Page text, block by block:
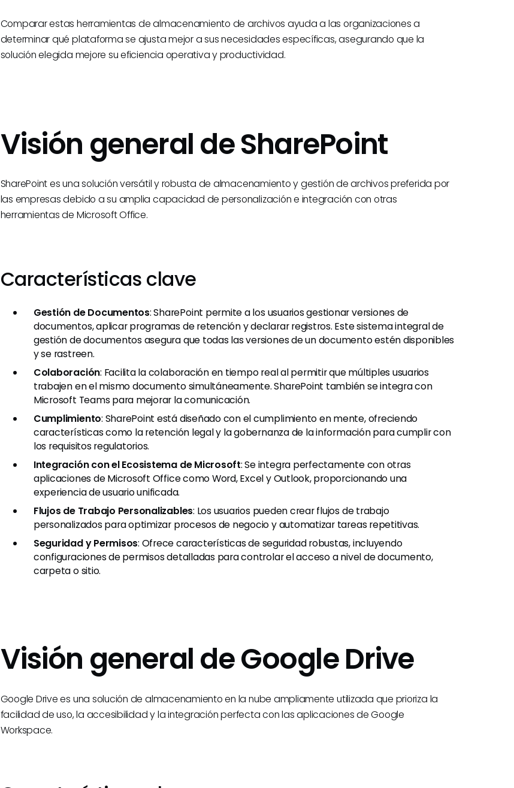
Comparar estas herramientas de almacenamiento de archivos ayuda a las organizaciones a
determinar qué plataforma se ajusta mejor a sus necesidades específicas, asegurando que la
solución elegida mejore su eficiencia operativa y productividad.
Visión general de SharePoint
SharePoint es una solución versátil y robusta de almacenamiento y gestión de archivos preferida por
las empresas debido a su amplia capacidad de personalización e integración con otras
herramientas de Microsoft Office.
Características clave
Gestión de Documentos: SharePoint permite a los usuarios gestionar versiones de
documentos, aplicar programas de retención y declarar registros. Este sistema integral de
gestión de documentos asegura que todas las versiones de un documento estén disponibles
y se rastreen.
Colaboración: Facilita la colaboración en tiempo real al permitir que múltiples usuarios
trabajen en el mismo documento simultáneamente. SharePoint también se integra con
Microsoft Teams para mejorar la comunicación.
Cumplimiento: SharePoint está diseñado con el cumplimiento en mente, ofreciendo
características como la retención legal y la gobernanza de la información para cumplir con
los requisitos regulatorios.
Integración con el Ecosistema de Microsoft: Se integra perfectamente con otras
aplicaciones de Microsoft Office como Word, Excel y Outlook, proporcionando una
experiencia de usuario unificada.
Flujos de Trabajo Personalizables: Los usuarios pueden crear flujos de trabajo
personalizados para optimizar procesos de negocio y automatizar tareas repetitivas.
Seguridad y Permisos: Ofrece características de seguridad robustas, incluyendo
configuraciones de permisos detalladas para controlar el acceso a nivel de documento,
carpeta o sitio.
Visión general de Google Drive
Google Drive es una solución de almacenamiento en la nube ampliamente utilizada que prioriza la
facilidad de uso, la accesibilidad y la integración perfecta con las aplicaciones de Google
Workspace.